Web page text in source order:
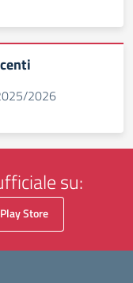
2026
su:
Play Store